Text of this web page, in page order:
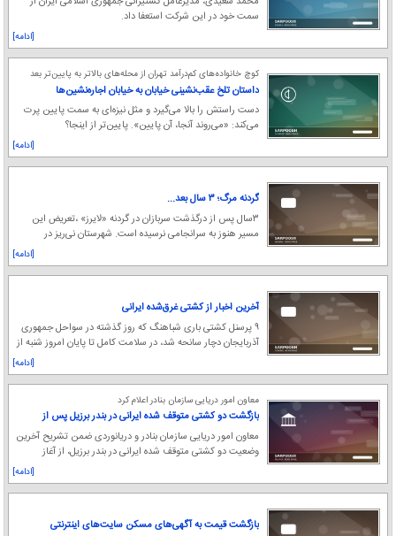
شد
سمت خود در این شرکت استعفا داد.
[ادامه]
کوچ خانواده‌های کم‌درآمد تهران از محله‌های بالاتر به پایین‌تر بعد
از افزایش نرخ اجاره خانه‌ها
داستان تلخ عقب‌نشینی خیابان به خیابان اجاره‌نشین‌ها
دست راستش را بالا می‌گیرد و مثل نیزه‌ای به سمت پایین پرت
می‌کند: «می‌روند آنجا، آن پایین». پایین‌تر از اینجا؟
[ادامه]
گردنه مرگ؛ ۳ سال بعد...
۳‌سال پس از درگذشت سربازان در گردنه «لایرز» ،‌تعریض این
مسیر هنوز به سرانجامی نرسیده است. شهرستان نی‌ریز در
[ادامه]
آخرین اخبار از کشتی غرق‌شده ایرانی
۹ پرسنل کشتی باری شباهنگ که روز گذشته در سواحل جمهوری
آذربایجان دچار سانحه شد، در سلامت کامل تا پایان امروز شنبه از
[ادامه]
معاون امور دریایی سازمان بنادر اعلام کرد
بازگشت دو کشتی متوقف شده ایرانی در بندر برزیل پس از
پایان سوخت‌گیری
معاون امور دریایی سازمان بنادر و دریانوردی ضمن تشریح آخرین
وضعیت دو کشتی متوقف شده ایرانی در بندر برزیل، از آغاز
[ادامه]
بازگشت قیمت به آگهی‌های مسکن سایت‌های اینترنتی